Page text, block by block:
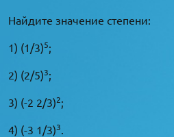
Найдите значение степени:
1) (1/3)5;
2) (2/5)3;
3) (-2 2/3)2;
4) (-3 1/3)3